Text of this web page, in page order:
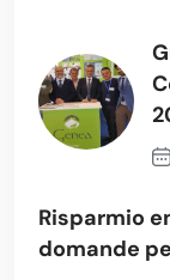
Risparmio
domande